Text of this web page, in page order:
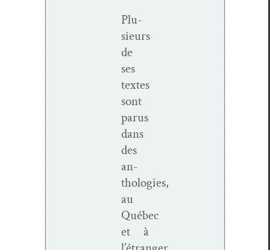
Plu­
sieurs
de
ses
textes
sont
parus
dans
des
an­
thologies,
au
Québec
et à